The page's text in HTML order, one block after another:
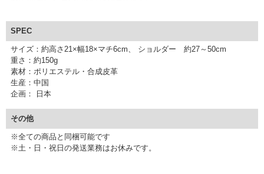
SPEC
サイズ：約高さ21×幅18×マチ6cm、 ショルダー 約27～50cm
重さ：約150g
素材：ポリエステル・合成皮革
生産：中国
企画： 日本
その他
※全ての商品と同梱可能です
※土・日・祝日の発送業務はお休みです。